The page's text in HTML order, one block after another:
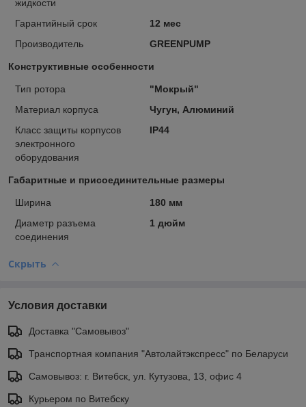
жидкости
Гарантийный срок
12 мес
Производитель
GREENPUMP
Конструктивные особенности
Тип ротора
"Мокрый"
Материал корпуса
Чугун, Алюминий
Класс защиты корпусов
электронного
оборудования
IP44
Габаритные и присоединительные размеры
Ширина
180 мм
Диаметр разъема
соединения
1 дюйм
Скрыть
Условия доставки
Доставка "Самовывоз"
Транспортная компания "Автолайтэкспресс" по Беларуси
Самовывоз: г. Витебск, ул. Кутузова, 13, офис 4
Курьером по Витебску